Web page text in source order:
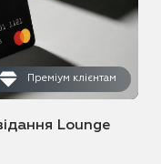
Преміум клієнтам
Lounge